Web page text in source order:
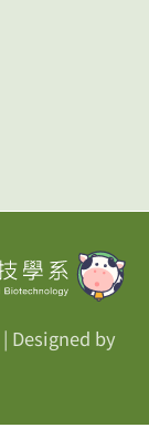
| Designed by